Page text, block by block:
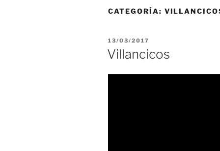
CATEGORÍA:
PUBLICADO
EL
13/03/2017
Villancicos